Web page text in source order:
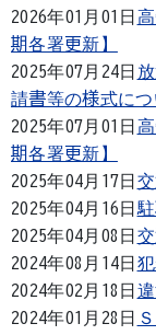
2026年01月01日
期各署更新】
2025年07月24日
請書等の様式につ
2025年07月01日
期各署更新】
2025年04月17日
2025年04月16日
2025年04月08日
2024年08月14日
2024年02月18日
2024年01月28日